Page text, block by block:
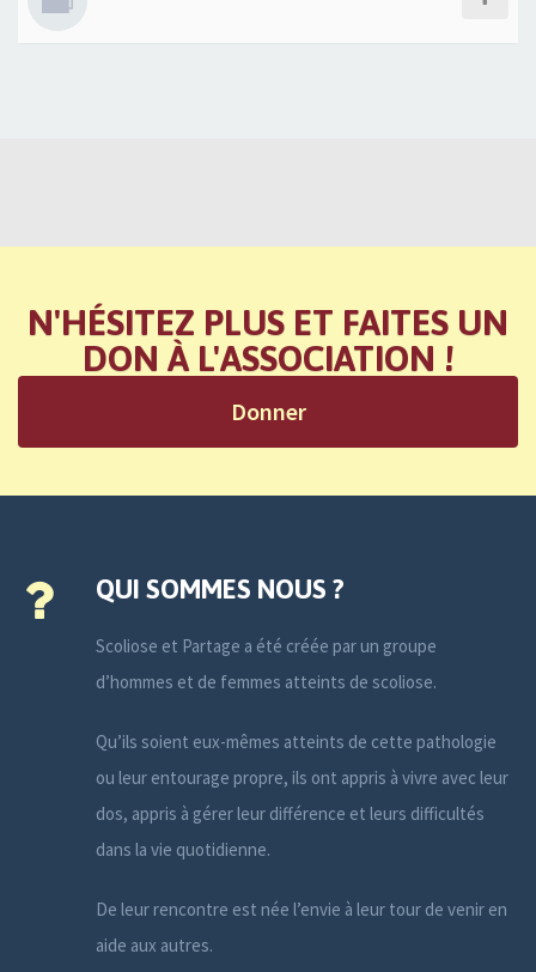
N'HÉSITEZ PLUS ET FAITES UN
DON À L'ASSOCIATION !
Donner
QUI SOMMES NOUS ?
Scoliose et Partage a été créée par un groupe
d’hommes et de femmes atteints de scoliose.
Qu’ils soient eux-mêmes atteints de cette pathologie
ou leur entourage propre, ils ont appris à vivre avec leur
dos, appris à gérer leur différence et leurs difficultés
dans la vie quotidienne.
De leur rencontre est née l’envie à leur tour de venir en
aide aux autres.